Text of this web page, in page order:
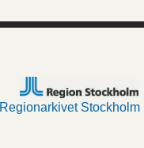
Regionarkivet Stockholm